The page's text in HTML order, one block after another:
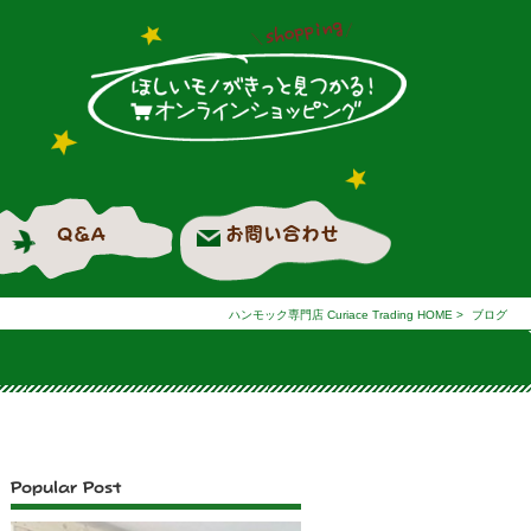
Q＆A お問い合わせ
ハンモック専門店 Curiace Trading HOME > ブログ
Popular Post